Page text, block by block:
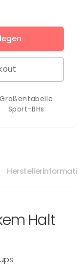
Größentabelle
Sport-BHs
Halt